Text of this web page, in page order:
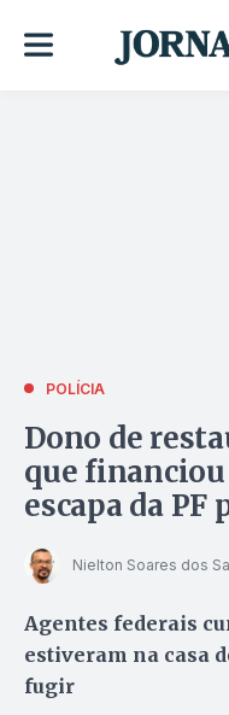
POLÍCIA
Dono de
que
escapa da PF
Nielton Soares dos
Agentes federais
estiveram na casa
fugir